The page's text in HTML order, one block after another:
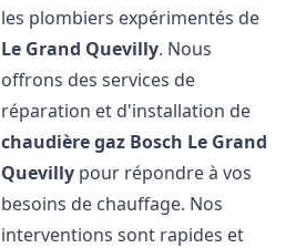
les plombiers expérimentés de
Le Grand Quevilly. Nous
offrons des services de
réparation et d'installation de
chaudière gaz Bosch Le Grand
Quevilly pour répondre à vos
besoins de chauffage. Nos
interventions sont rapides et